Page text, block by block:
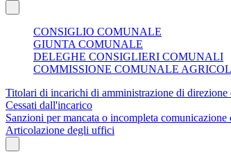
CONSIGLIO COMUNALE
GIUNTA COMUNALE
DELEGHE CONSIGLIERI COMUNALI
COMMISSIONE COMUNALE
Titolari di incarichi di amministrazione di direzione
Cessati dall'incarico
Sanzioni per mancata o incompleta comunicazione
Articolazione degli uffici